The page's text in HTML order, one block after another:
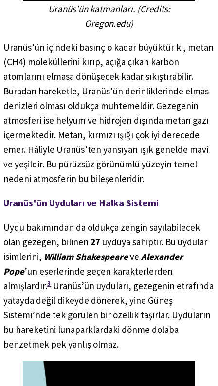
Uranüs'ün katmanları. (Credits:
Oregon.edu)
Uranüs’ün içindeki basınç o kadar büyüktür ki, metan
(CH4) moleküllerini kırıp, açığa çıkan karbon
atomlarını elmasa dönüşecek kadar sıkıştırabilir.
Buradan hareketle, Uranüs’ün derinliklerinde elmas
denizleri olması oldukça muhtemeldir. Gezegenin
atmosferi ise helyum ve hidrojen dışında metan gazı
içermektedir. Metan, kırmızı ışığı çok iyi derecede
emer. Hâliyle Uranüs’ten yansıyan ışık genelde mavi
ve yeşildir. Bu pürüzsüz görünümlü yüzeyin temel
nedeni atmosferin bu bileşenleridir.
Uranüs'ün Uyduları ve Halka Sistemi
Uydu bakımından da oldukça zengin sayılabilecek
olan gezegen, bilinen 27 uyduya sahiptir. Bu uydular
isimlerini, William Shakespeareve Alexander
Pope’un eserlerinde geçen karakterlerden
almışlardır.3 Uranüs’ün uyduları, gezegenin etrafında
yatayda değil dikeyde dönerek, yine Güneş
Sistemi’nde tek görülen bir özellik taşırlar. Uyduların
bu hareketini lunaparklardaki dönme dolaba
benzetmek pek yanlış olmaz.